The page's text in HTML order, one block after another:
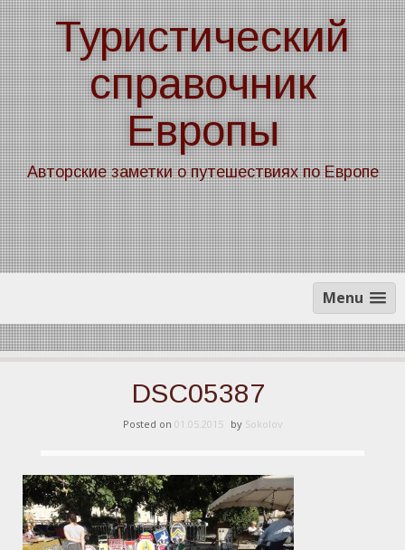
Skip
to
content
Туристический
справочник
Европы
Авторские заметки о путешествиях по Европе
Menu
DSC05387
Posted on 01.05.2015 by Sokolov